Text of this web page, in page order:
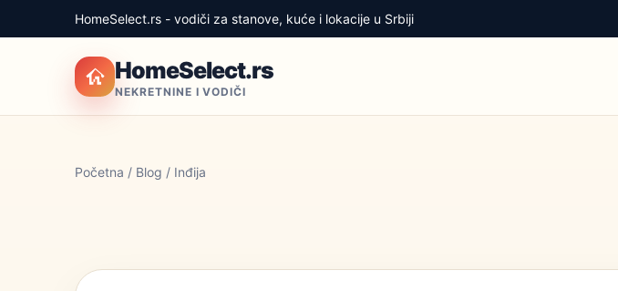
HomeSelect.rs - vodiči za stanove, kuće i lokacije u Srbiji
HomeSelect.rs
NEKRETNINE I VODIČI
Početna / Blog / Inđija